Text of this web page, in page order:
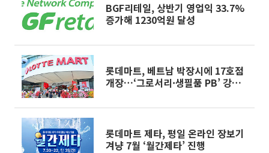
BGF리테일, 상반기 영업익 33.7%
증가해 1230억원 달성
롯데마트, 베트남 박장시에 17호점
개장…‘그로서리·생필품 PB’ 강화
롯데마트 제타, 평일 온라인 장보기
겨냥 7월 ‘월간제타’ 진행